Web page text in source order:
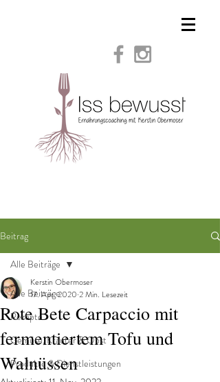
Beitrag
Alle Beiträge
Rezepte
Gemüse, Kräuter & Obst
Produkte & Dienstleistungen
Alle Beiträge
Rote Bete Carpaccio mit
fermentiertem Tofu und
Walnüssen
Kerstin Obermoser
17. Apr. 2020 2 Min. Lesezeit